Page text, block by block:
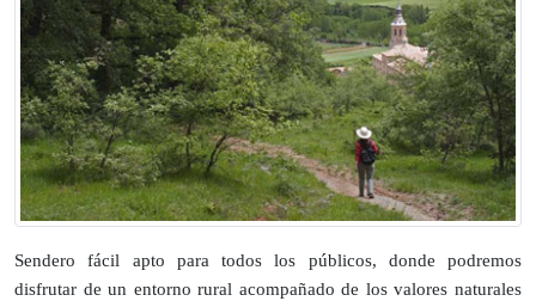
Sendero fácil apto para todos los públicos, donde podremos
disfrutar de un entorno rural acompañado de los valores naturales